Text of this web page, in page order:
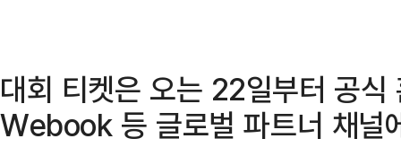
대회 티켓은 오는 22일부터 공식
Webook 등 글로벌 파트너 채널